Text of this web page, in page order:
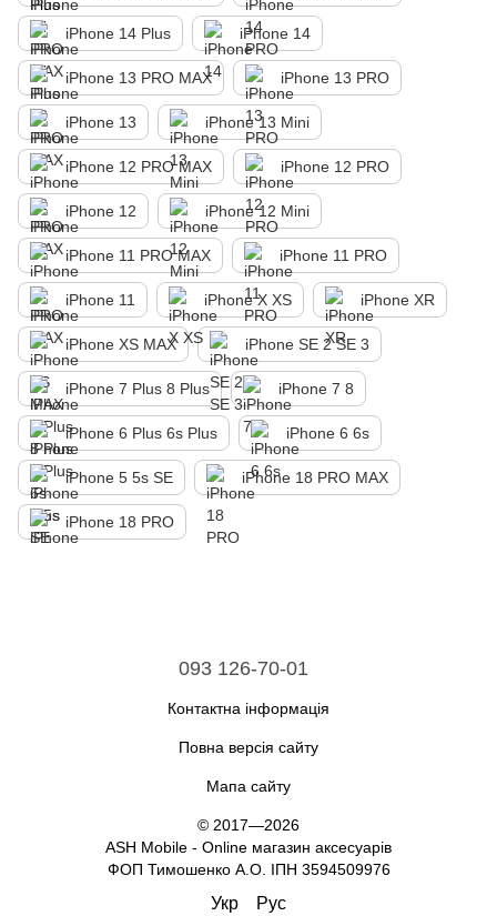
iPhone 14 Plus iPhone 14
iPhone 13 PRO MAX iPhone 13 PRO
iPhone 13 iPhone 13 Mini
iPhone 12 PRO MAX iPhone 12 PRO
iPhone 12 iPhone 12 Mini
iPhone 11 PRO MAX iPhone 11 PRO
iPhone 11 iPhone X XS iPhone XR
iPhone XS MAX iPhone SE 2 SE 3
iPhone 7 Plus 8 Plus iPhone 7 8
iPhone 6 Plus 6s Plus iPhone 6 6s
iPhone 5 5s SE iPhone 18 PRO MAX
iPhone 18 PRO
093 126-70-01
Контактна інформація
Повна версія сайту
Мапа сайту
© 2017—2026
ASH Mobile - Online магазин аксесуарів
ФОП Тимошенко А.О. ІПН 3594509976
Укр Рус